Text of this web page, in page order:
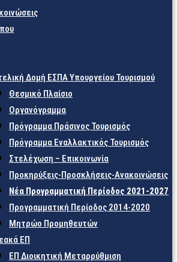
Δομή ΕΣΠΑ Υπουργείου Τουρισμού
Θεσμικό Πλαίσιο
Οργανόγραμμα
Πρόγραμμα Πράσινος Τουρισμός
Πρόγραμμα Εναλλακτικός Τουρισμός
Στελέχωση – Επικοινωνία
Προκηρύξεις-Προσκλήσεις-Ανακοινώσεις
Νέα Προγραμματική Περίοδος 2021-2027
Προγραμματική Περίοδος 2014-2020
Μητρώο Προμηθευτών
ΕΠ
ΕΠ Διοικητική Μεταρρύθμιση